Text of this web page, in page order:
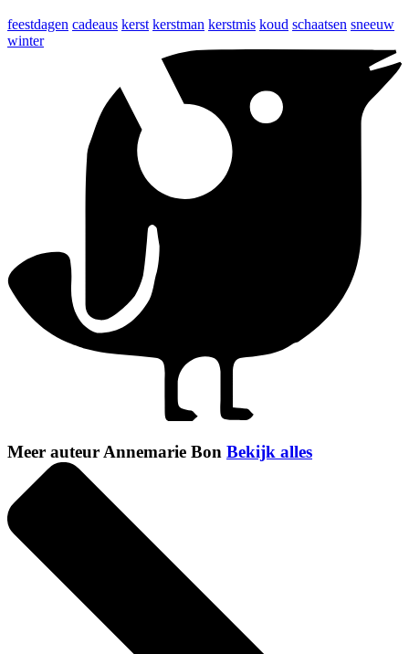
feestdagen cadeaus kerst kerstman kerstmis koud schaatsen sneeuw
winter
Meer auteur Annemarie Bon Bekijk alles